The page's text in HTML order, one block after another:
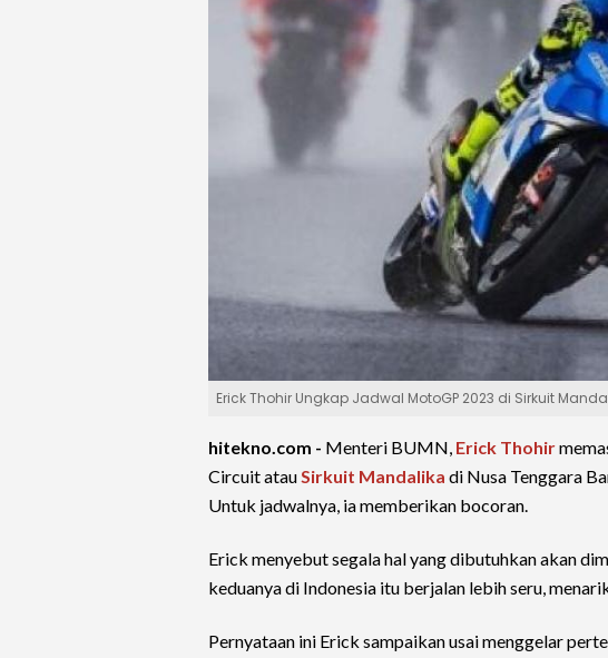
Erick Thohir Ungkap Jadwal MotoGP 2023 di Sirkuit
hitekno.com - Menteri BUMN, Erick Thohir
Circuit atauSirkuit Mandalika di Nusa Tenggara
Untuk jadwalnya, ia memberikan bocoran.
Erick menyebut segala hal yang dibutuhkan akan
keduanya di Indonesia itu berjalan lebih seru,
Pernyataan ini Erick sampaikan usai menggelar